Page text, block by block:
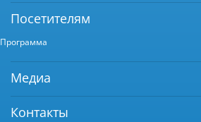
Посетителям
Программа
Медиа
Контакты